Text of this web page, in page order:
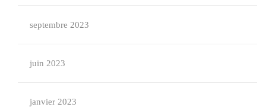
septembre 2023
juin 2023
janvier 2023